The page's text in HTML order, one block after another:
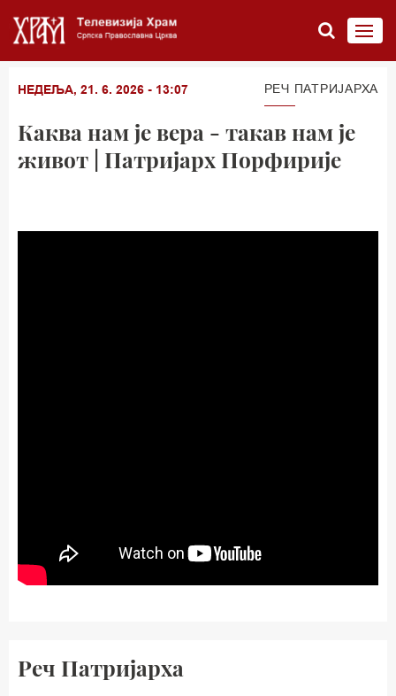
НЕДЕЉА, 21. 6. 2026 - 13:07 РЕЧ ПАТРИЈАРХА
Каква нам је вера - такав нам је
живот | Патријарх Порфирије
Реч Патријарха